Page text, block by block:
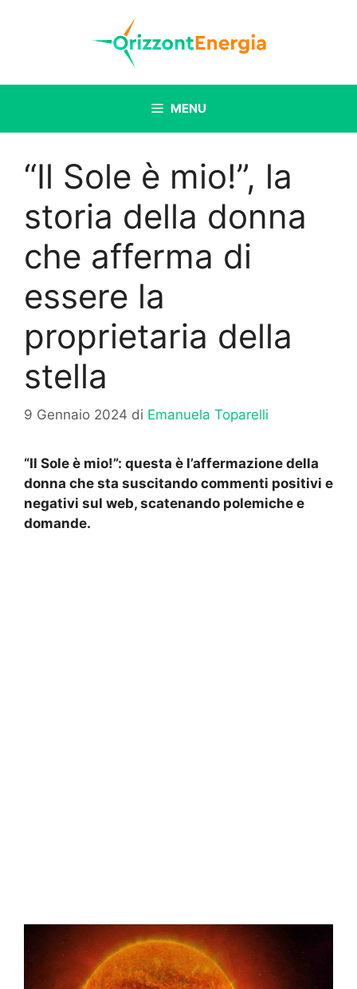
MENU
“Il Sole è mio!”, la
storia della donna
che afferma di
essere la
proprietaria della
stella
9 Gennaio 2024 di Emanuela Toparelli
“Il Sole è mio!”: questa è l’affermazione della
donna che sta suscitando commenti positivi e
negativi sul web, scatenando polemiche e
domande.